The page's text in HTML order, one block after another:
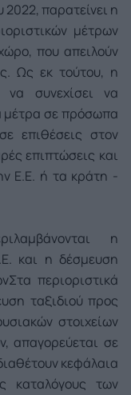
2022, παρατείνει η
μέτρων
που απειλούν
Ως εκ τούτου, η
συνεχίσει να
μέτρα σε πρόσωπα
επιθέσεις στον
επιπτώσεις και
Ε.Ε. ή τα κράτη -
η
και η δέσμευση
Στα περιοριστικά
ταξιδιού προς
στοιχείων
απαγορεύεται σε
κεφάλαια
καταλόγους των